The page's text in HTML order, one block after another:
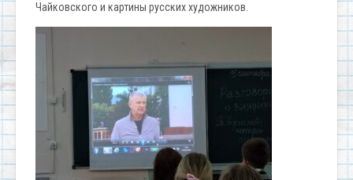
Чайковского и картины русских художников.